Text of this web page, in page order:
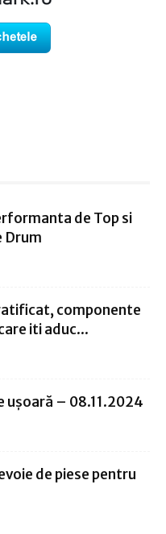
de Top si
Drum
componente
iti aduc...
– 08.11.2024
de piese pentru